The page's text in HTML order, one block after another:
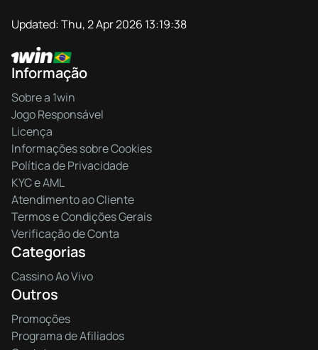
Updated:Thu, 2 Apr 2026 13:19:38
Informação
Sobre a 1win
Jogo Responsável
Licença
Informações sobre Cookies
Política de Privacidade
KYC e AML
Atendimento ao Cliente
Termos e Condições Gerais
Verificação de Conta
Categorias
Cassino Ao Vivo
Outros
Promoções
Programa de Afiliados